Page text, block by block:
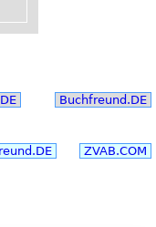
Buchfreund.DE
ZVAB.COM